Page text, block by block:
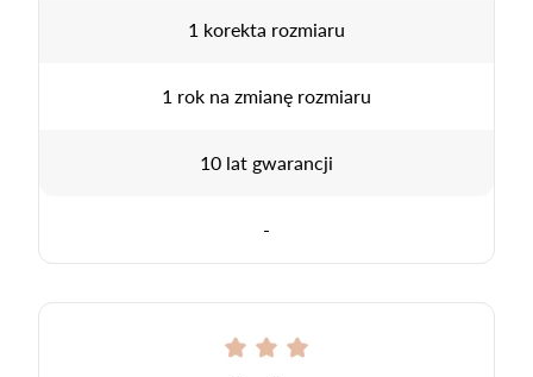
1 korekta rozmiaru
1 rok na zmianę rozmiaru
10 lat gwarancji
-